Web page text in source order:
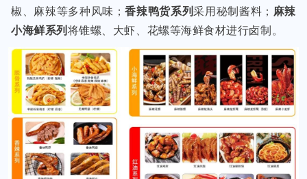
椒、麻辣等多种风味；香辣鸭货系列采用秘制酱料； 麻辣
小海鲜系列 将锥螺、大虾、花螺等海鲜食材进行卤制。